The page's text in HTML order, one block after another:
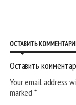
ОСТАВИТЬ
Оставить
Your email address
marked*